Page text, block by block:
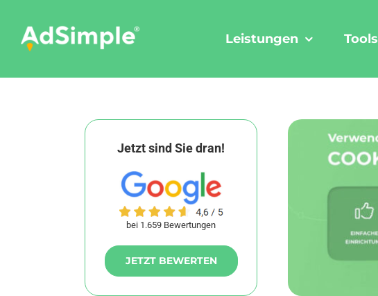
content
Leistungen Tools
Jetzt sind Sie dran!
bei 1.659 Bewertungen
JETZT BEWERTEN